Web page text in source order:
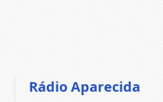
Rádio Aparecida